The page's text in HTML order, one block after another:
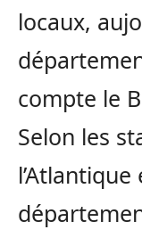
locaux,
compte le
Selon les